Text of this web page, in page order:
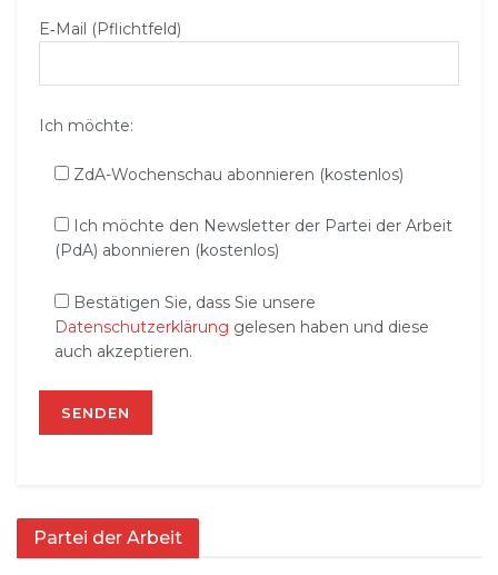
E‑Mail (Pflichtfeld)
Ich möchte:
ZdA-Wochenschau abonnieren (kostenlos)
Ich möchte den Newsletter der Partei der Arbeit
(PdA) abonnieren (kostenlos)
Bestätigen Sie, dass Sie unsere
Datenschutzerklärung gelesen haben und diese
auch akzeptieren.
Partei der Arbeit